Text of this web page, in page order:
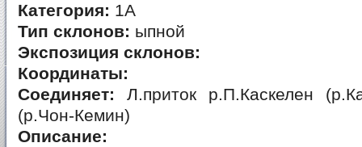
Категория: 1А
Тип склонов: ыпной
Экспозиция склонов:
Координаты:
Соединяет: Л.приток р.П.Каскелен
(р.Чон-Кемин)
Описание: